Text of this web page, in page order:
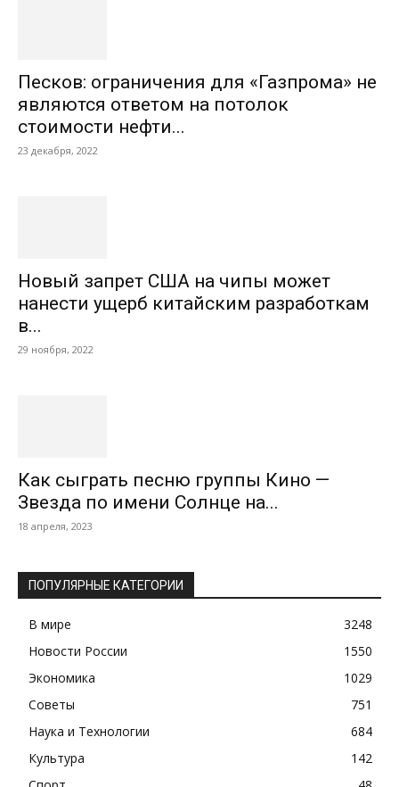
Песков: ограничения для «Газпрома» не
являются ответом на потолок
стоимости нефти...
23 декабря, 2022
Новый запрет США на чипы может
нанести ущерб китайским разработкам
в...
29 ноября, 2022
Как сыграть песню группы Кино —
Звезда по имени Солнце на...
18 апреля, 2023
ПОПУЛЯРНЫЕ КАТЕГОРИИ
В мире
3248
Новости России
1550
Экономика
1029
Советы
751
Наука и Технологии
684
Культура
142